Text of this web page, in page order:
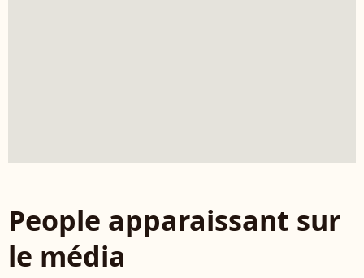
People apparaissant sur
le média